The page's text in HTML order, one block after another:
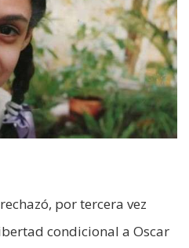
por tercera vez
condicional a Oscar